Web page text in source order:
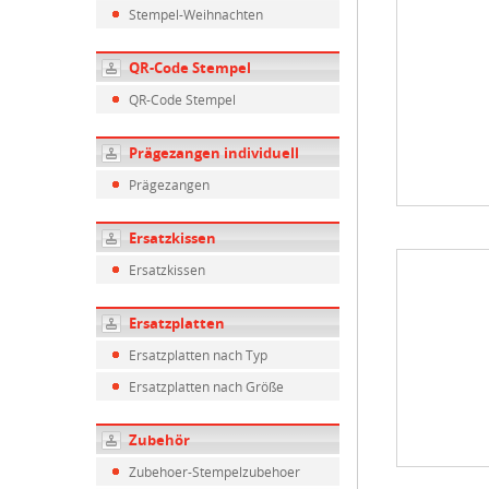
Stempel-Weihnachten
QR-Code Stempel
QR-Code Stempel
Prägezangen individuell
Prägezangen
Ersatzkissen
Ersatzkissen
Ersatzplatten
Ersatzplatten nach Typ
Ersatzplatten nach Größe
Zubehör
Zubehoer-Stempelzubehoer